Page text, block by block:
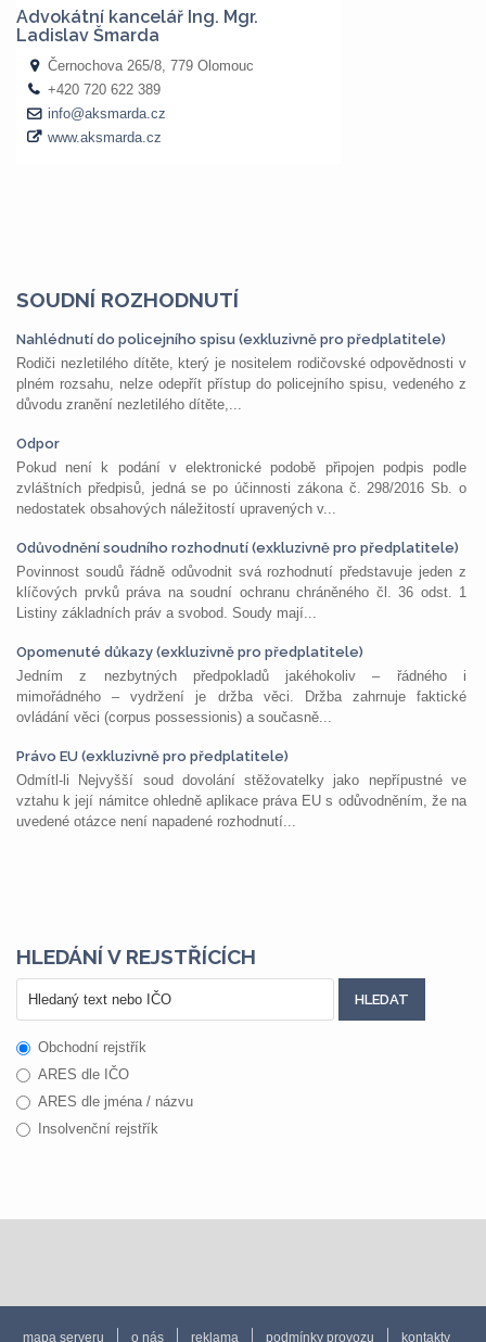
SOUDNÍ ROZHODNUTÍ
Nahlédnutí do policejního spisu (exkluzivně pro předplatitele)
Rodiči nezletilého dítěte, který je nositelem rodičovské odpovědnosti v
plném rozsahu, nelze odepřít přístup do policejního spisu, vedeného z
důvodu zranění nezletilého dítěte,...
Odpor
Pokud není k podání v elektronické podobě připojen podpis podle
zvláštních předpisů, jedná se po účinnosti zákona č. 298/2016 Sb. o
nedostatek obsahových náležitostí upravených v...
Odůvodnění soudního rozhodnutí (exkluzivně pro předplatitele)
Povinnost soudů řádně odůvodnit svá rozhodnutí představuje jeden z
klíčových prvků práva na soudní ochranu chráněného čl. 36 odst. 1
Listiny základních práv a svobod. Soudy mají...
Opomenuté důkazy (exkluzivně pro předplatitele)
Jedním z nezbytných předpokladů jakéhokoliv – řádného i
mimořádného – vydržení je držba věci. Držba zahrnuje faktické
ovládání věci (corpus possessionis) a současně...
Právo EU (exkluzivně pro předplatitele)
Odmítl-li Nejvyšší soud dovolání stěžovatelky jako nepřípustné ve
vztahu k její námitce ohledně aplikace práva EU s odůvodněním, že na
uvedené otázce není napadené rozhodnutí...
HLEDÁNÍ V REJSTŘÍCÍCH
Obchodní rejstřík
ARES dle IČO
ARES dle jména / názvu
Insolvenční rejstřík
mapa serveru o nás reklama podmínky provozu kontakty